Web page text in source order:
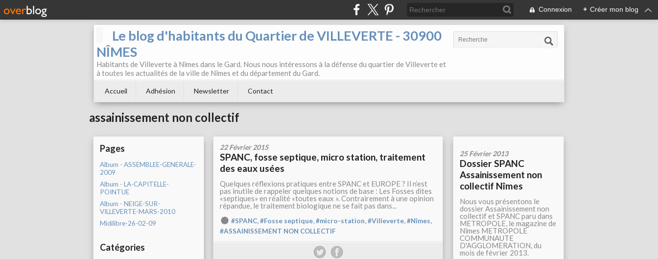
Connexion + Créer mon blog
Le blog d'habitants du Quartier de VILLEVERTE - 30900
NÎMES
Habitants de Villeverte à Nîmes dans le Gard. Nous nous intéressons à la défense du quartier de Villeverte et
à toutes les actualités de la ville de Nîmes et du département du Gard.
Accueil Adhésion Newsletter Contact
assainissement non collectif
Pages
Album - ASSEMBLEE-GENERALE-
2009
Album - LA-CAPITELLE-
POINTUE
Album - NEIGE-SUR-
VILLEVERTE-MARS-2010
Midilibre-26-02-09
Catégories
22 Février 2015
SPANC, fosse septique, micro station, traitement
des eaux usées
Quelques réflexions pratiques entre SPANC et EUROPE ? Il n’est
pas inutile de rappeler quelques notions de base : Les Fosses dites
«septiques» en réalité «toutes eaux ». Contrairement à une opinion
répandue, le traitement biologique ne se fait pas dans...
#SPANC,#Fosse septique,#micro-station,#Villeverte,#Nîmes,
#ASSAINISSEMENT NON COLLECTIF
25 Février 2013
Dossier SPANC
Assainissement non
collectif Nîmes
Nous vous présentons le
dossier Assainissement non
collectif et SPANC paru dans
METROPOLE, le magazine de
Nîmes METROPOLE
COMMUNAUTE
D'AGGLOMERATION, du
mois de février 2013.